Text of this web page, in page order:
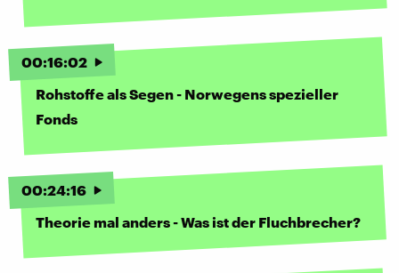
00:16:02
Rohstoffe als Segen - Norwegens spezieller
Fonds
00:24:16
Theorie mal anders - Was ist der Fluchbrecher?